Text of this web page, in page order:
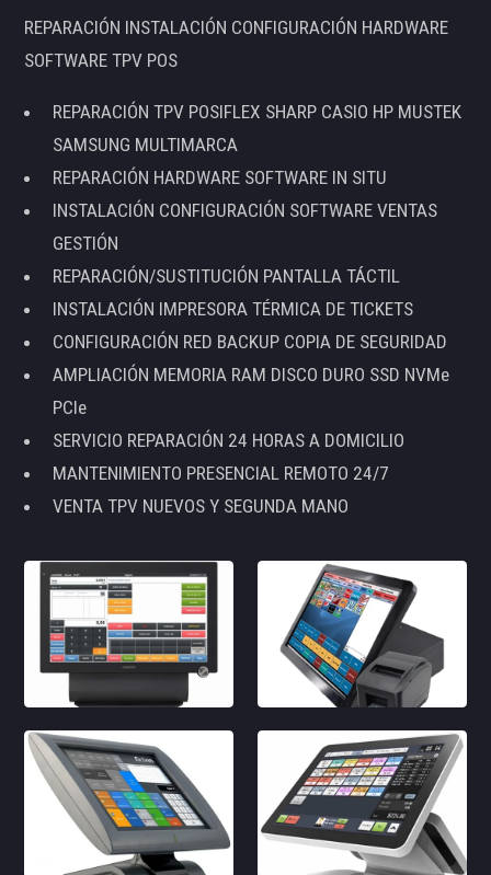
REPARACIÓN INSTALACIÓN CONFIGURACIÓN HARDWARE
SOFTWARE TPV POS
REPARACIÓN TPV POSIFLEX SHARP CASIO HP MUSTEK
SAMSUNG MULTIMARCA
REPARACIÓN HARDWARE SOFTWARE IN SITU
INSTALACIÓN CONFIGURACIÓN SOFTWARE VENTAS
GESTIÓN
REPARACIÓN/SUSTITUCIÓN PANTALLA TÁCTIL
INSTALACIÓN IMPRESORA TÉRMICA DE TICKETS
CONFIGURACIÓN RED BACKUP COPIA DE SEGURIDAD
AMPLIACIÓN MEMORIA RAM DISCO DURO SSD NVMe
PCIe
SERVICIO REPARACIÓN 24 HORAS A DOMICILIO
MANTENIMIENTO PRESENCIAL REMOTO 24/7
VENTA TPV NUEVOS Y SEGUNDA MANO